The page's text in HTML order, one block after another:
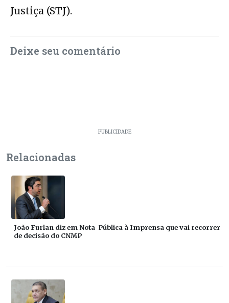
Justiça (STJ).
Deixe seu comentário
PUBLICIDADE
Relacionadas
João Furlan diz em Nota Pública à Imprensa que vai recorrer
de decisão do CNMP